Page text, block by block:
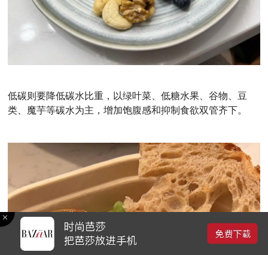
低碳则要降低碳水比重，以绿叶菜、低糖水果、谷物、豆
类、魔芋等碳水为主，增加饱腹感和抑制食欲双管齐下。